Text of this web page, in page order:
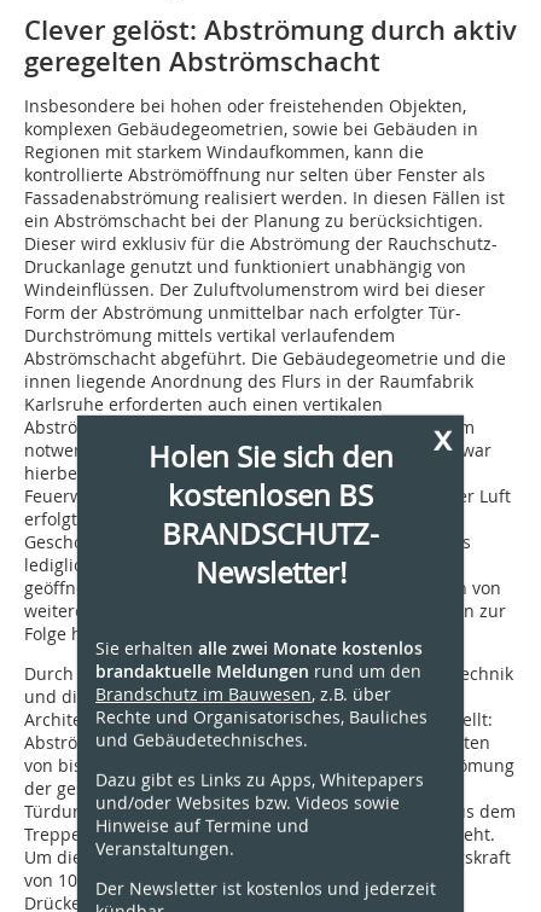
Clever gelöst: Abströmung durch aktiv
geregelten Abströmschacht
Insbesondere bei hohen oder freistehenden Objekten,
komplexen Gebäudegeometrien, sowie bei Gebäuden in
Regionen mit starkem Windaufkommen, kann die
kontrollierte Abströmöffnung nur selten über Fenster als
Fassadenabströmung realisiert werden. In diesen Fällen ist
ein Abströmschacht bei der Planung zu berücksichtigen.
Dieser wird exklusiv für die Abströmung der Rauchschutz-
Druckanlage genutzt und funktioniert unabhängig von
Windeinflüssen. Der Zuluftvolumenstrom wird bei dieser
Form der Abströmung unmittelbar nach erfolgter Tür-
Durchströmung mittels vertikal verlaufendem
Abströmschacht abgeführt. Die Gebäudegeometrie und die
innen liegende Anordnung des Flurs in der Raumfabrik
Karlsruhe erforderten auch einen vertikalen
Abströmschacht. Dieser ist in direkter Angrenzung zum
notwendigen Flur angeordnet. Zwingend erforderlich war
hierbei, dass der Abströmschacht in entsprechendem
Feuerwiderstand ausgeführt wird. Die Einströmung der Luft
erfolgt durch Entrauchungsklappen in den jeweiligen
Geschossen. Dabei muss die Anlage sicherstellen, dass
lediglich die Entrauchungsklappe im Brandgeschoss
geöffnet wird. Alle sonstigen Szenarien, die ein Öffnen von
weiteren Entrauchungsklappen in anderen Geschossen zur
Folge hätten, sind in der Steuerung gesperrt.
Durch die geringen Platzverhältnisse für die Anlagentechnik
und die Abströmschächte wurden die Fachplaner und
Architekten vor eine besondere Herausforderung gestellt:
Abströmschächte müssen in der Regel mit Querschnitten
von bis zu 1,5 m² ausgeführt werden, da für die Abströmung
der gesamten Luftmenge nach der erfolgten
Türdurchströmung lediglich der geringe Überdruck aus dem
Treppenraum bzw. Feuerwehraufzug zur Verfügung steht.
Um die Anforderungen an eine maximale Tür-Öffnungskraft
von 100 N einhalten zu können, werden hierbei meist
Drücke von lediglich 30 bis 40 Pa eingestellt. Dieser
x
Holen Sie sich den
kostenlosen BS
BRANDSCHUTZ-
Newsletter!
Sie erhalten alle zwei Monate kostenlos
brandaktuelle Meldungen rund um den
Brandschutz im Bauwesen, z.B. über
Rechte und Organisatorisches, Bauliches
und Gebäudetechnisches.
Dazu gibt es Links zu Apps, Whitepapers
und/oder Websites bzw. Videos sowie
Hinweise auf Termine und
Veranstaltungen.
Der Newsletter ist kostenlos und jederzeit